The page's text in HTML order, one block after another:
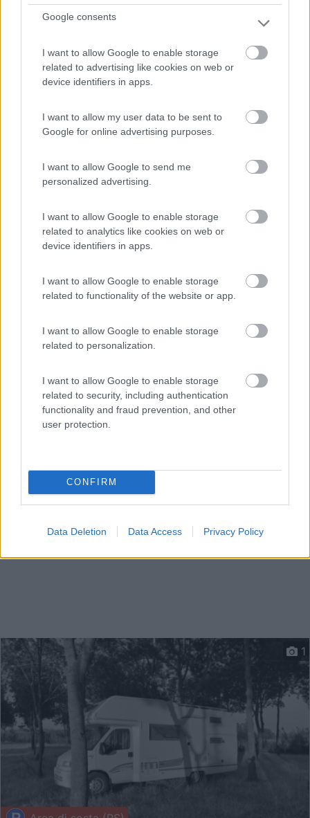
Google consents
I want to allow Google to enable storage
related to advertising like cookies on web or
device identifiers in apps.
I want to allow my user data to be sent to
Google for online advertising purposes.
I want to allow Google to send me
personalized advertising.
I want to allow Google to enable storage
related to analytics like cookies on web or
device identifiers in apps.
I want to allow Google to enable storage
related to functionality of the website or app.
I want to allow Google to enable storage
related to personalization.
I want to allow Google to enable storage
related to security, including authentication
functionality and fraud prevention, and other
user protection.
CONFIRM
Data Deletion Data Access Privacy Policy
Alberese (GR) - 9.1km
Via del Bersagliere 1
Parcheggio
8 1
Servizi / Posizione
Parcheggio con 3 posti delimitati da strisce bianche all'...
Grosseto (GR) - 9.3km
1